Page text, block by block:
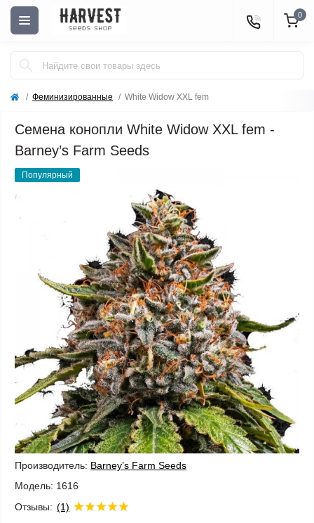
0
Феминизированные White Widow XXL fem
Семена конопли White Widow XXL fem -
Barney’s Farm Seeds
Популярный
Производитель: Barney’s Farm Seeds
Модель: 1616
Отзывы: (1)